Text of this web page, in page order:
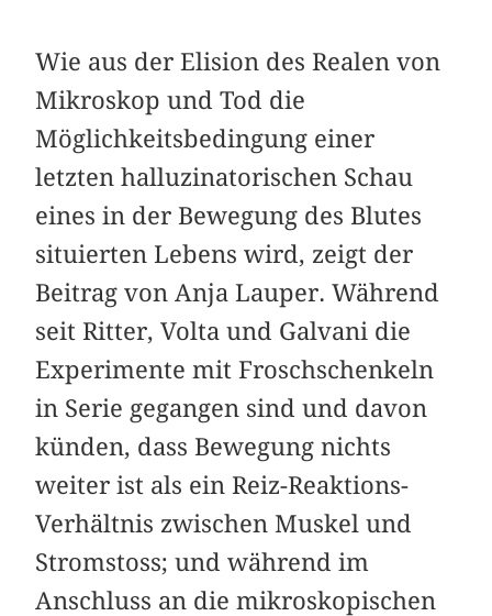
Wie aus der Elision des Realen von
Mikroskop und Tod die
Möglichkeitsbedingung einer
letzten halluzinatorischen Schau
eines in der Bewegung des Blutes
situierten Lebens wird, zeigt der
Beitrag von Anja Lauper. Während
seit Ritter, Volta und Galvani die
Experimente mit Froschschenkeln
in Serie gegangen sind und davon
künden, dass Bewegung nichts
weiter ist als ein Reiz-Reaktions-
Verhältnis zwischen Muskel und
Stromstoss; und während im
Anschluss an die mikroskopischen